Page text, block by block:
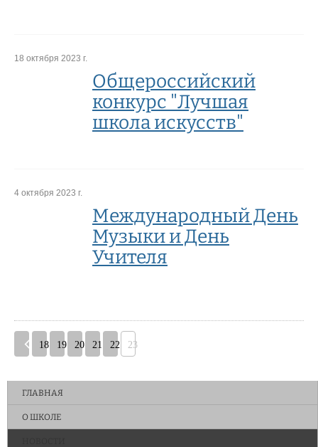
18 октября 2023 г.
Общероссийский
конкурс "Лучшая
школа искусств"
4 октября 2023 г.
Международный День
Музыки и День
Учителя
18 19 20 21 22 23
ГЛАВНАЯ
О ШКОЛЕ